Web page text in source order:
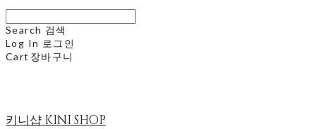
Search 검색
Log In 로그인
Cart 장바구니
키니샵 KINI SHOP